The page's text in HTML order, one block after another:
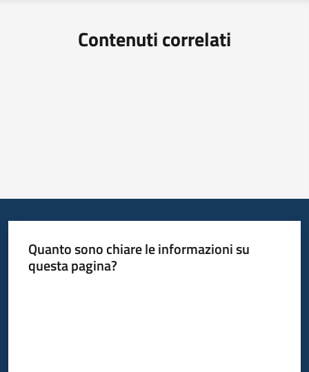
Contenuti correlati
Quanto sono chiare le informazioni su
questa pagina?